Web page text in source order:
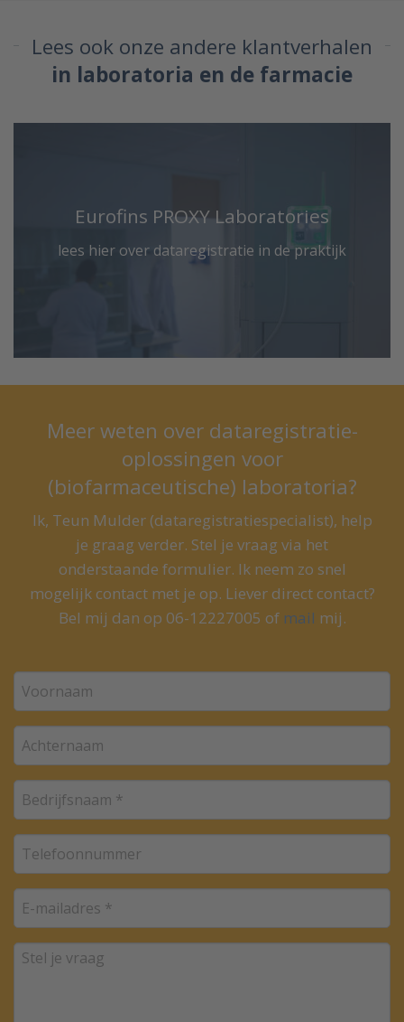
Lees ook onze andere klantverhalen
in laboratoria en de farmacie
Eurofins PROXY Laboratories
lees hier over dataregistratie in de praktijk
Meer weten over dataregistratie-
oplossingen voor
(biofarmaceutische) laboratoria?
Ik, Teun Mulder (dataregistratiespecialist), help
je graag verder. Stel je vraag via het
onderstaande formulier. Ik neem zo snel
mogelijk contact met je op. Liever direct contact?
Bel mij dan op 06-12227005 of mail mij.